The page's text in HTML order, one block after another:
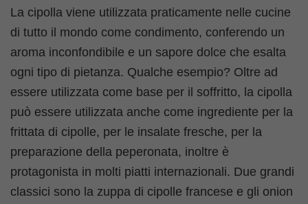
La cipolla viene utilizzata praticamente nelle cucine
di tutto il mondo come condimento, conferendo un
aroma inconfondibile e un sapore dolce che esalta
ogni tipo di pietanza. Qualche esempio? Oltre ad
essere utilizzata come base per il soffritto, la cipolla
può essere utilizzata anche come ingrediente per la
frittata di cipolle, per le insalate fresche, per la
preparazione della peperonata, inoltre è
protagonista in molti piatti internazionali. Due grandi
classici sono la zuppa di cipolle francese e gli onion